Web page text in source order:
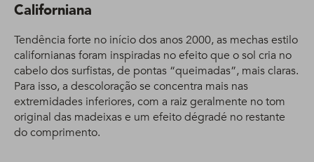
Californiana
Tendência forte no início dos anos 2000, as mechas estilo
californianas foram inspiradas no efeito que o sol cria no
cabelo dos surfistas, de pontas “queimadas”, mais claras.
Para isso, a descoloração se concentra mais nas
extremidades inferiores, com a raiz geralmente no tom
original das madeixas e um efeito dégradé no restante
do comprimento.